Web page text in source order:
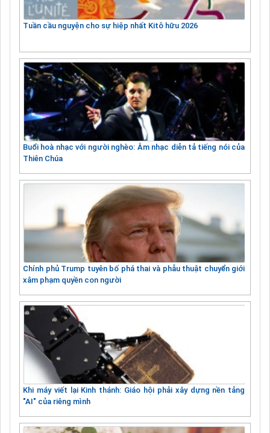
Tuần cầu nguyện cho sự hiệp nhất Kitô hữu 2026
Buổi hoà nhạc với người nghèo: Âm nhạc diễn tả tiếng nói của
Thiên Chúa
Chính phủ Trump tuyên bố phá thai và phẫu thuật chuyển giới
xâm phạm quyền con người
Khi máy viết lại Kinh thánh: Giáo hội phải xây dựng nền tảng
"AI" của riêng mình